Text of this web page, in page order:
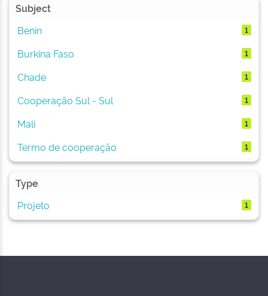
Subject
Benin
1
Burkina Faso 1
Chade 1
Cooperação Sul - Sul 1
Mali 1
Termo de cooperação 1
Type
Projeto
1